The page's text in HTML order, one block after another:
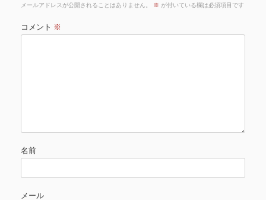
メールアドレスが公開されることはありません。 ※ が付いている欄は必須項目です
コメント ※
名前
メール